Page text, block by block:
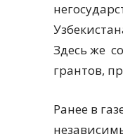
Здесь же
грантов,
Ранее в